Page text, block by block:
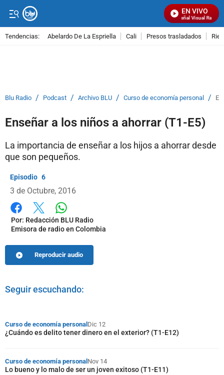
EN VIVO
Señal Visual Radio
Tendencias: Abelardo De La Espriella Cali Presos trasladados
Blu Radio / Podcast / Archivo BLU / Curso de economía personal /
Enseñar a los niños a ahorrar (T1-E5)
La importancia de enseñar a los hijos a ahorrar desde
que son pequeños.
6
3 de Octubre, 2016
Facebook
X Whatsapp
Por: Redacción BLU Radio
Emisora de radio en Colombia
Reproducir audio
Seguir escuchando:
Curso de economía personal Dic 12
¿Cuándo es delito tener dinero en el exterior? (T1-E12)
Curso de economía personal Nov 14
Lo bueno y lo malo de ser un joven exitoso (T1-E11)